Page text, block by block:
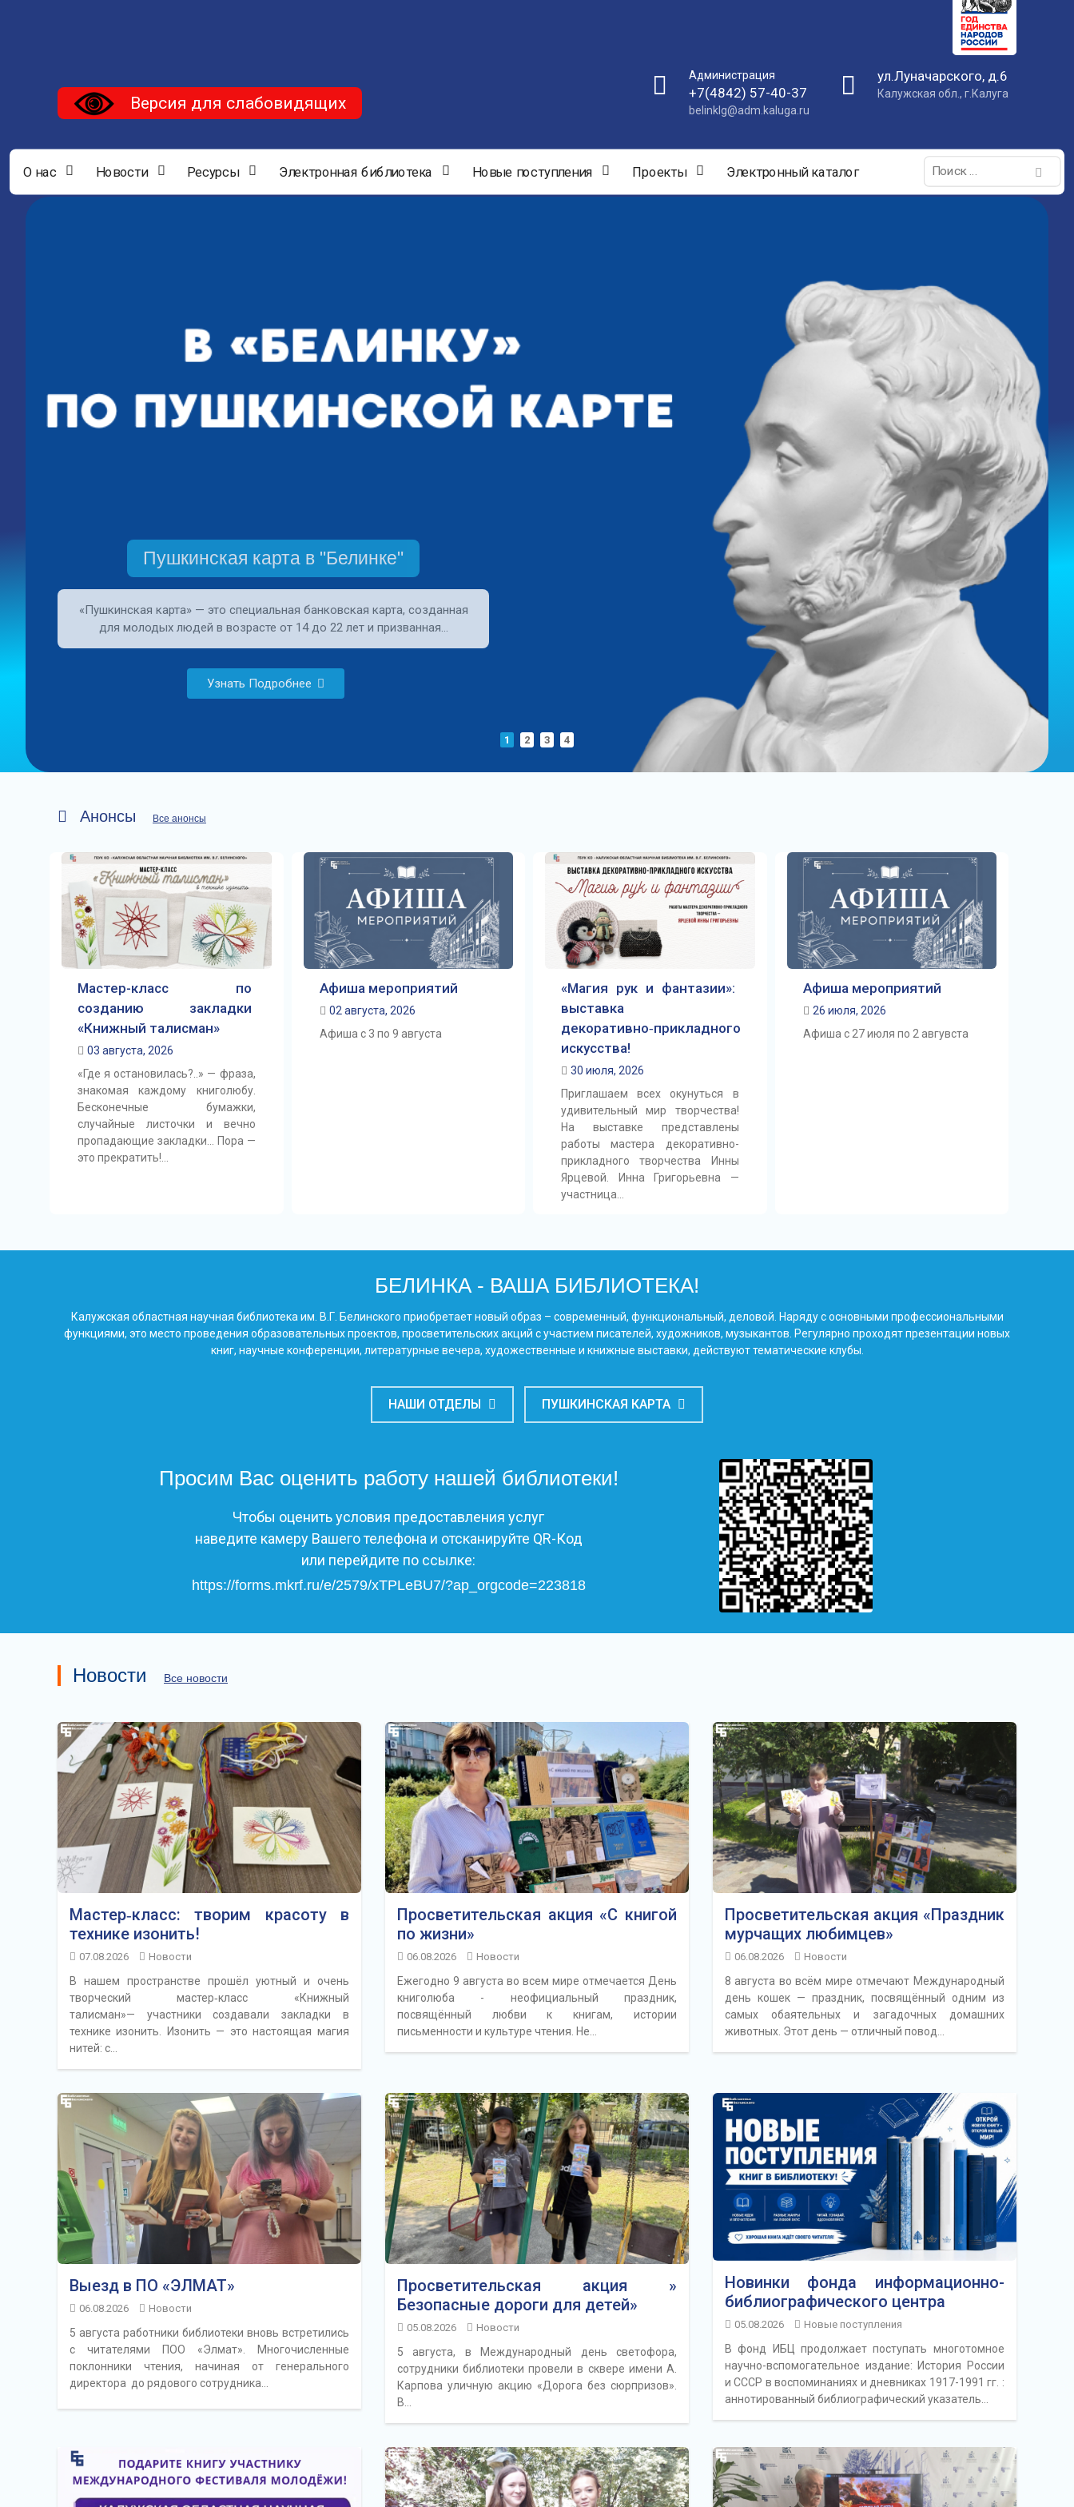
Администрация
+7(4842) 57-40-37
belinklg@adm.kaluga.ru
ул.Луначарского, д.6
Калужская обл., г.Калуга
Версия для слабовидящих
О нас Новости Ресурсы Электронная библиотека Новые поступления Проекты Электронный каталог
Поиск:
1 2 3 4
Пушкинская карта в "Белинке"
«Пушкинская карта» — это специальная банковская карта, созданная
для молодых людей в возрасте от 14 до 22 лет и призванная…
Узнать Подробнее
Анонсы Все анонсы
Мастер-класс по
созданию закладки
«Книжный талисман»
03 августа, 2026
«Где я остановилась?..» — фраза,
знакомая каждому книголюбу.
Бесконечные бумажки,
случайные листочки и вечно
пропадающие закладки… Пора —
это прекратить!…
Афиша мероприятий
02 августа, 2026
Афиша с 3 по 9 августа
«Магия рук и фантазии»:
выставка
декоративно‑прикладного
искусства!
30 июля, 2026
Приглашаем всех окунуться в
удивительный мир творчества!
На выставке представлены
работы мастера декоративно-
прикладного творчества Инны
Ярцевой. Инна Григорьевна —
участница…
Афиша мероприятий
26 июля, 2026
Афиша с 27 июля по 2 авгувста
БЕЛИНКА - ВАША БИБЛИОТЕКА!
Калужская областная научная библиотека им. В.Г. Белинского приобретает новый образ – современный, функциональный, деловой. Наряду с основными профессиональными
функциями, это место проведения образовательных проектов, просветительских акций с участием писателей, художников, музыкантов. Регулярно проходят презентации новых
книг, научные конференции, литературные вечера, художественные и книжные выставки, действуют тематические клубы.
НАШИ ОТДЕЛЫ ПУШКИНСКАЯ КАРТА
Просим Вас оценить работу нашей библиотеки!
Чтобы оценить условия предоставления услуг
наведите камеру Вашего телефона и отсканируйте QR-Код
или перейдите по ссылке:
https://forms.mkrf.ru/e/2579/xTPLeBU7/?ap_orgcode=223818
Новости Все новости
Мастер‑класс: творим красоту в
технике изонить!
07.08.2026 Новости
В нашем пространстве прошёл уютный и очень
творческий мастер‑класс «Книжный
талисман»— участники создавали закладки в
технике изонить. Изонить — это настоящая магия
нитей: с…
Просветительская акция «С книгой
по жизни»
06.08.2026 Новости
Ежегодно 9 августа во всем мире отмечается День
книголюба - неофициальный праздник,
посвящённый любви к книгам, истории
письменности и культуре чтения. Не…
Просветительская акция «Праздник
мурчащих любимцев»
06.08.2026 Новости
8 августа во всём мире отмечают Международный
день кошек — праздник, посвящённый одним из
самых обаятельных и загадочных домашних
животных. Этот день — отличный повод…
Выезд в ПО «ЭЛМАТ»
06.08.2026 Новости
5 августа работники библиотеки вновь встретились
с читателями ПОО «Элмат». Многочисленные
поклонники чтения, начиная от генерального
директора до рядового сотрудника…
Просветительская акция »
Безопасные дороги для детей»
05.08.2026 Новости
5 августа, в Международный день светофора,
сотрудники библиотеки провели в сквере имени А.
Карпова уличную акцию «Дорога без сюрпризов».
В…
Новинки фонда информационно-
библиографического центра
05.08.2026 Новые поступления
В фонд ИБЦ продолжает поступать многотомное
научно-вспомогательное издание: История России
и СССР в воспоминаниях и дневниках 1917-1991 гг. :
аннотированный библиографический указатель…